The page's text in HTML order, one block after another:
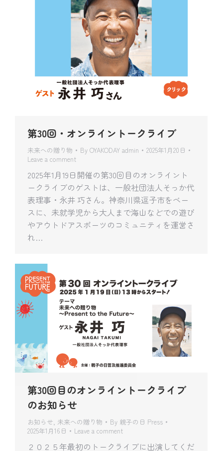
第30回・オンライントークライブ
未来への贈り物 By OYAKODAY admin
2025年1月20日
Leave a comment
2025年1月19日開催の第30回目のオンライント
ークライブのゲストは、一般社団法人そっか代
表理事・永井 巧さん。神奈川県逗子市をベー
スに、未就学児から大人まで海山などでの遊び
やアウトドアスポーツのコミュニティを運営さ
れ…
第30回目のオンライントークライブ
のお知らせ
お知らせ, 未来への贈り物 By 親子の日 Press
2025年1月16日
Leave a comment
２０２５年最初のトークライブに出演してくだ